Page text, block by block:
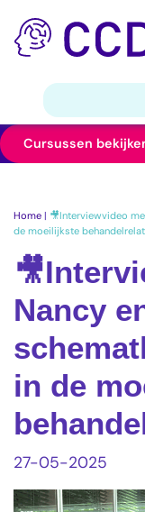
Cursussen
Home | 🎥Interviewvideo
de moeilijkste
Nancy
in de
27-05-2025